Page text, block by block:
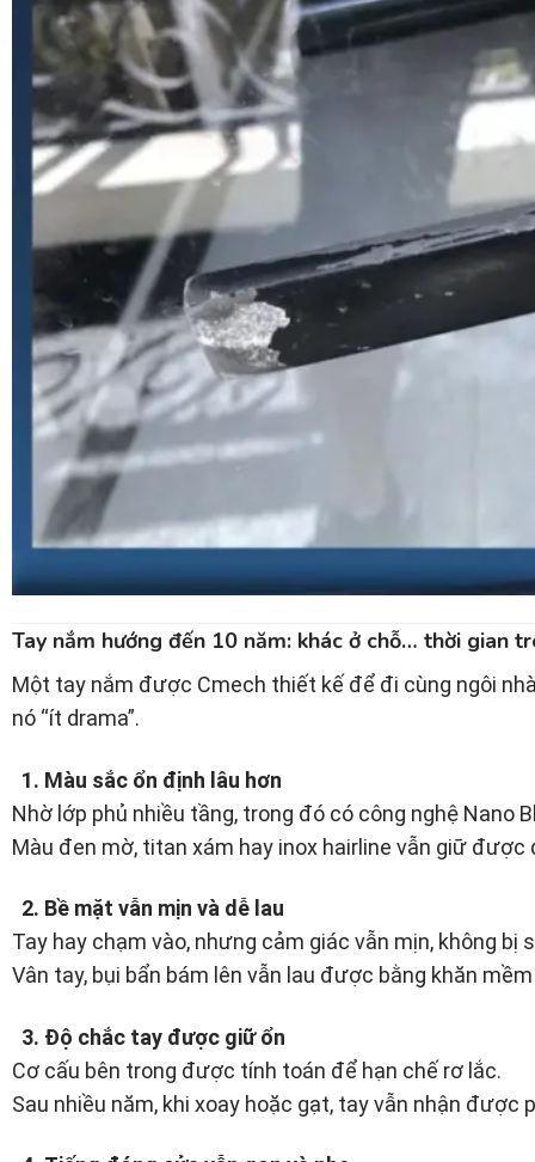
Tay nắm hướng đến 10 năm: khác ở chỗ… thời gian
Một tay nắm được Cmech thiết kế để đi cùng ngôi
nó “ít drama”.
1. Màu sắc ổn định lâu hơn
Nhờ lớp phủ nhiều tầng, trong đó có công nghệ Nano
Màu đen mờ, titan xám hay inox hairline vẫn giữ
2. Bề mặt vẫn mịn và dễ lau
Tay hay chạm vào, nhưng cảm giác vẫn mịn, không bị
Vân tay, bụi bẩn bám lên vẫn lau được bằng khăn
3. Độ chắc tay được giữ ổn
Cơ cấu bên trong được tính toán để hạn chế rơ lắc.
Sau nhiều năm, khi xoay hoặc gạt, tay vẫn nhận được